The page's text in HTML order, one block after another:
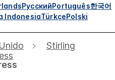
РусскийPortuguês한국어
IndonesiaTürkçePolski
Stirling